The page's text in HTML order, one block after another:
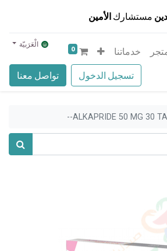
مستشارك الأمين
تسجيل الدخول تواصل معنا
خدماتنا 0 الْعَرَبيّة
ALKAPRIDE 50 MG 30